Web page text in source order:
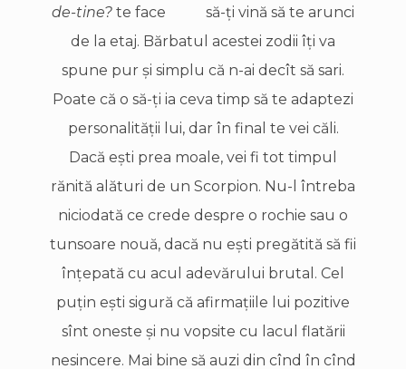
de-tine? te face să-ţi vină să te arunci
de la etaj. Bărbatul acestei zodii îţi va
spune pur şi simplu că n-ai decît să sari.
Poate că o să-ţi ia ceva timp să te adaptezi
personalităţii lui, dar în final te vei căli.
Dacă eşti prea moale, vei fi tot timpul
rănită alături de un Scorpion. Nu-l întreba
niciodată ce crede despre o rochie sau o
tunsoare nouă, dacă nu eşti pregătită să fii
înţepată cu acul adevărului brutal. Cel
puţin eşti sigură că afirmaţiile lui pozitive
sînt oneste şi nu vopsite cu lacul flatării
nesincere. Mai bine să auzi din cînd în cînd